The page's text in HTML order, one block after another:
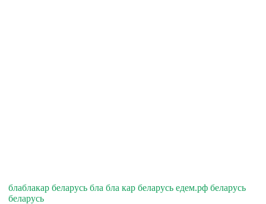
блаблакар беларусь бла бла кар беларусь едем.рф беларусь
беларусь